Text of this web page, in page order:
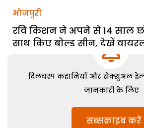
भोजपुरी
रवि किशन ने अपने से 14 साल
साथ किए बोल्ड सीन, देखें
दिलचस्प कहानियों और सेक्शुअल
जानकारी के लिए
सब्सक्राइब करें